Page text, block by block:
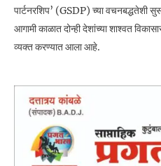
पार्टनरशिप’ (GSDP) च्या वचनबद्धतेशी
आगामी काळात दोन्ही देशांच्या शाश्वत
व्यक्त करण्यात आला आहे.